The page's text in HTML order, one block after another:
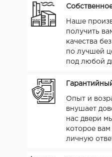
Наше
получить
качества
по лучшей
под любой
Опыт и
внушает
нас двери
которое
личную